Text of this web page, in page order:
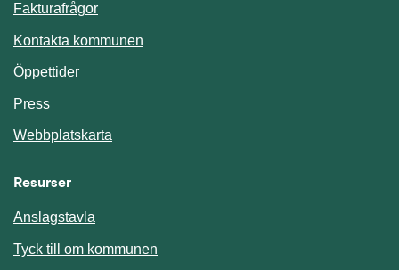
Fakturafrågor
Kontakta kommunen
Öppettider
Press
Webbplatskarta
Resurser
Anslagstavla
Tyck till om kommunen